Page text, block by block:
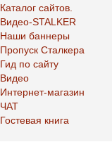
Каталог сайтов.
Видео-STALKER
Наши баннеры
Пропуск Сталкера
Гид по сайту
Видео
Интернет-магазин
ЧАТ
Гостевая книга